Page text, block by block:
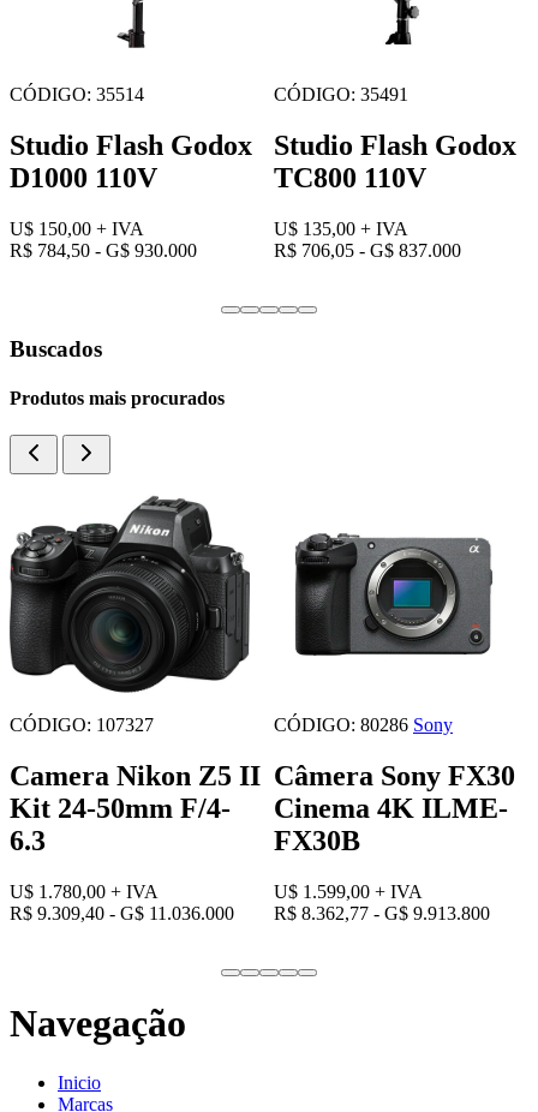
CÓDIGO: 34678
Studio Flash QL-
500 Quartz Light
U$ 60,00+ IVA
CÓDIGO: 34661
Studio Flash QL-
1000 Quartz Light
U$ 65,00+ IVA
Buscados
Produtos mais procurados
CÓDIGO: 107327
Camera Nikon Z5 II
Kit 24-50mm F/4-
6.3
U$ 1.780,00 + IVA
R$ 9.309,40 - G$ 11.036.000
CÓDIGO: 80286 Sony
Câmera Sony FX30
Cinema 4K ILME-
FX30B
U$ 1.599,00 + IVA
R$ 8.362,77 - G$ 9.913.800
Navegação
Inicio
Marcas